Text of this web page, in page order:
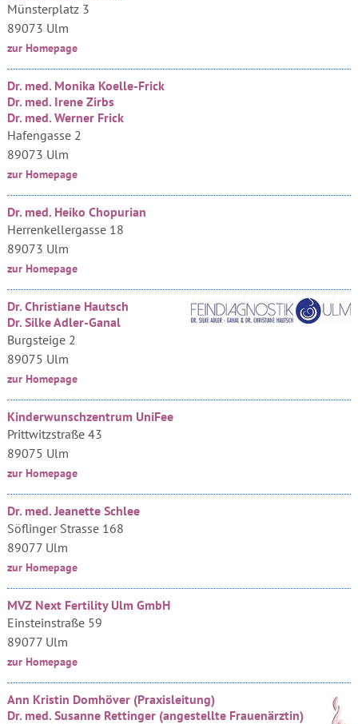
Münsterplatz 3
89073 Ulm
zur Homepage
Dr. med. Monika Koelle-Frick
Dr. med. Irene Zirbs
Dr. med. Werner Frick
Hafengasse 2
89073 Ulm
zur Homepage
Dr. med. Heiko Chopurian
Herrenkellergasse 18
89073 Ulm
zur Homepage
Dr. Christiane Hautsch
Dr. Silke Adler-Ganal
Burgsteige 2
89075 Ulm
zur Homepage
Kinderwunschzentrum UniFee
Prittwitzstraße 43
89075 Ulm
zur Homepage
Dr. med. Jeanette Schlee
Söflinger Strasse 168
89077 Ulm
zur Homepage
MVZ Next Fertility Ulm GmbH
Einsteinstraße 59
89077 Ulm
zur Homepage
Ann Kristin Domhöver (Praxisleitung)
Dr. med. Susanne Rettinger (angestellte Frauenärztin)